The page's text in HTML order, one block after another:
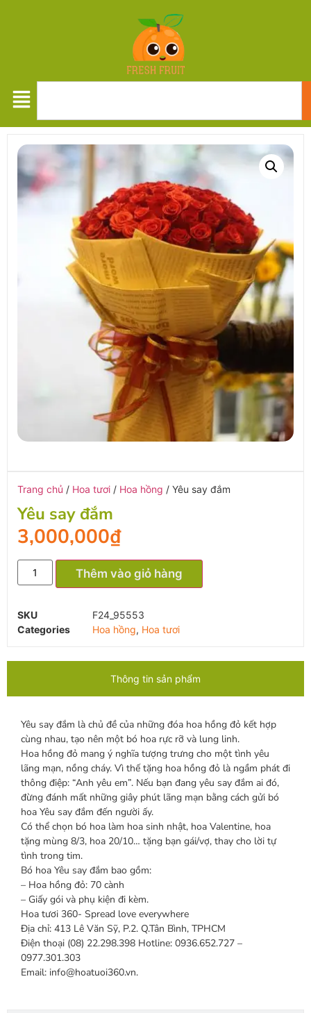
Trang chủ / Hoa tươi / Hoa hồng / Yêu say đắm
Yêu say đắm
3,000,000₫
Thêm vào giỏ hàng
SKU
F24_95553
Categories
Hoa hồng, Hoa tươi
Thông tin sản phẩm
Yêu say đắm là chủ đề của những đóa hoa hồng đỏ kết hợp
cùng nhau, tạo nên một bó hoa rực rỡ và lung linh.
Hoa hồng đỏ mang ý nghĩa tượng trưng cho một tình yêu
lãng mạn, nồng cháy. Vì thế tặng hoa hồng đỏ là ngầm phát đi
thông điệp: “Anh yêu em”. Nếu bạn đang yêu say đắm ai đó,
đừng đánh mất những giây phút lãng mạn bằng cách gửi bó
hoa Yêu say đắm đến người ấy.
Có thể chọn bó hoa làm hoa sinh nhật, hoa Valentine, hoa
tặng mùng 8/3, hoa 20/10… tặng bạn gái/vợ, thay cho lời tự
tình trong tim.
Bó hoa Yêu say đắm bao gồm:
– Hoa hồng đỏ: 70 cành
– Giấy gói và phụ kiện đi kèm.
Hoa tươi 360- Spread love everywhere
Địa chỉ: 413 Lê Văn Sỹ, P.2. Q.Tân Bình, TPHCM
Điện thoại (08) 22.298.398 Hotline: 0936.652.727 –
0977.301.303
Email: info@hoatuoi360.vn.